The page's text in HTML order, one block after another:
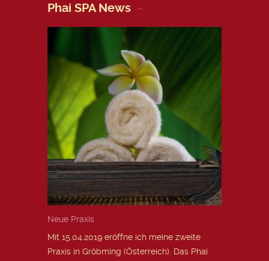
Phai SPA News
Neue Praxis
Mit 15.04.2019 eröffne ich meine zweite
Praxis in Gröbming (Österreich). Das Phai